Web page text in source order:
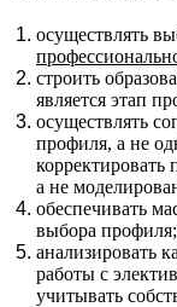
осуществлять
строить
является этап
осуществлять
профиля, а не
корректировать
а не
обеспечивать
выбора профиля;
анализировать
работы с
учитывать